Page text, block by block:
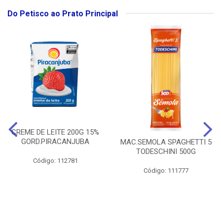
Do Petisco ao Prato Principal
CREME DE LEITE 200G 15%
GORD.PIRACANJUBA
Código: 112781
MAC.SEMOLA SPAGHETTI 5
TODESCHINI 500G
Código: 111777